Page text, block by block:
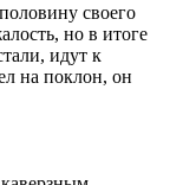
своего
но в итоге
идут к
на поклон, он